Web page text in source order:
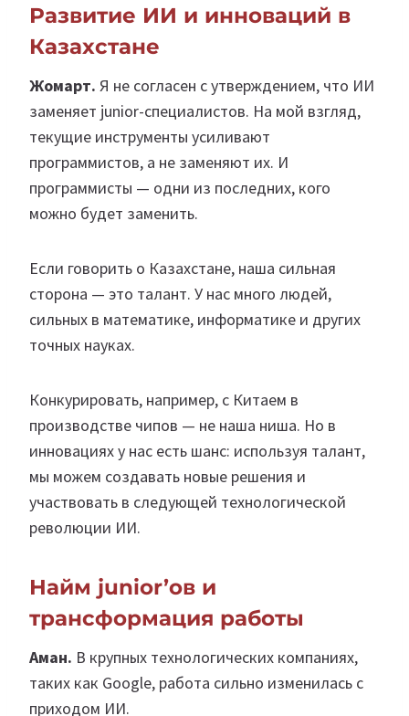
Развитие ИИ и инноваций в
Казахстане
Жомарт. Я не согласен с утверждением, что ИИ
заменяет junior-специалистов. На мой взгляд,
текущие инструменты усиливают
программистов, а не заменяют их. И
программисты — одни из последних, кого
можно будет заменить.
Если говорить о Казахстане, наша сильная
сторона — это талант. У нас много людей,
сильных в математике, информатике и других
точных науках.
Конкурировать, например, с Китаем в
производстве чипов — не наша ниша. Но в
инновациях у нас есть шанс: используя талант,
мы можем создавать новые решения и
участвовать в следующей технологической
революции ИИ.
Найм junior’ов и
трансформация работы
Аман. В крупных технологических компаниях,
таких как Google, работа сильно изменилась с
приходом ИИ.